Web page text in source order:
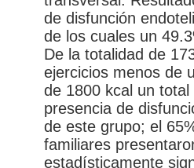
de disfunción
de los cuales un
De la totalidad de
ejercicios menos de
de 1800 kcal un
presencia de
de este grupo; el
familiares
estadísticamente